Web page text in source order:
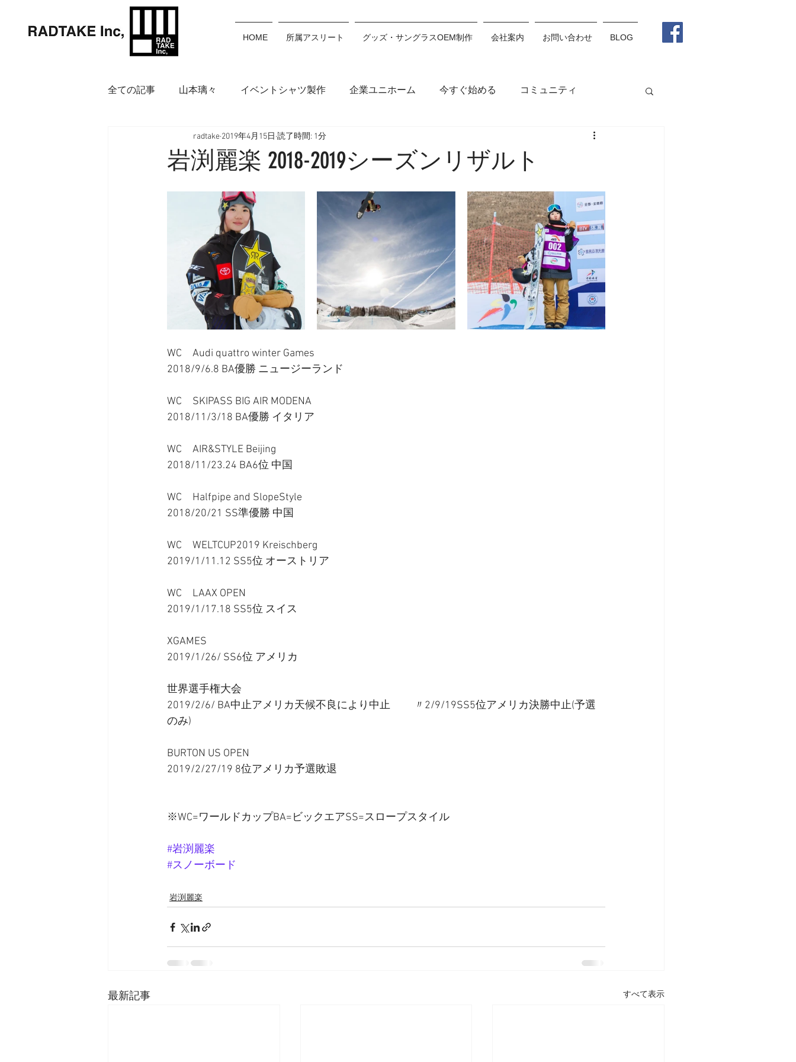
HOME 所属アスリート グッズ・サングラスOEM制作 会社案内 お問い合わせ BLOG
全ての記事 山本璃々 イベントシャツ製作 企業ユニホーム 今すぐ始める コミュニティ
野中美波 鈴木穂波 浅沼妃莉 メガネ
大橋空奈
岩渕麗楽 2018-2019シーズンリザルト
radtake 2019年4月15日 読了時間: 1分
WC　Audi quattro winter Games
2018/9/6.8 BA優勝 ニュージーランド
WC　SKIPASS BIG AIR MODENA
2018/11/3/18 BA優勝 イタリア
WC　AIR&STYLE Beijing
2018/11/23.24 BA6位 中国
WC　Halfpipe and SlopeStyle
2018/20/21 SS準優勝 中国
WC　WELTCUP2019 Kreischberg
2019/1/11.12 SS5位 オーストリア
WC　LAAX OPEN
2019/1/17.18 SS5位 スイス
XGAMES
2019/1/26/ SS6位 アメリカ
世界選手権大会
2019/2/6/ BA中止アメリカ天候不良により中止 　　〃2/9/19SS5位アメリカ決勝中止(予選
のみ)
BURTON US OPEN
2019/2/27/19 8位アメリカ予選敗退
※WC=ワールドカップBA=ビックエアSS=スロープスタイル
#岩渕麗楽
#スノーボード
岩渕麗楽
最新記事 すべて表示